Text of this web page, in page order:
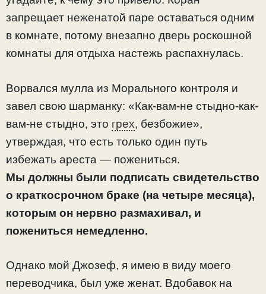
запрещает неженатой паре оставаться одним
в комнате, потому внезапно дверь роскошной
комнаты для отдыха настежь распахнулась.
Ворвался мулла из Морального контроля и
завел свою шарманку: «Как-вам-не стыдно-как-
вам-не стыдно, это грех, безбожие»,
утверждая, что есть только один путь
избежать ареста — пожениться.
Мы должны были подписать свидетельство
о краткосрочном браке (на четыре месяца),
которым он нервно размахивал, и
пожениться немедленно.
Однако мой Джозеф, я имею в виду моего
переводчика, был уже женат. Вдобавок на